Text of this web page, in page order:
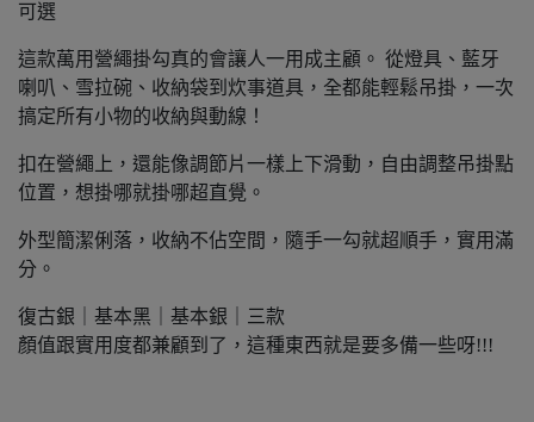
可選
這款萬用營繩掛勾真的會讓人一用成主顧。 從燈具、藍牙
喇叭、雪拉碗、收納袋到炊事道具，全都能輕鬆吊掛，一次
搞定所有小物的收納與動線！
扣在營繩上，還能像調節片一樣上下滑動，自由調整吊掛點
位置，想掛哪就掛哪超直覺。
外型簡潔俐落，收納不佔空間，隨手一勾就超順手，實用滿
分。
復古銀｜基本黑｜基本銀｜三款
顏值跟實用度都兼顧到了，這種東西就是要多備一些呀!!!